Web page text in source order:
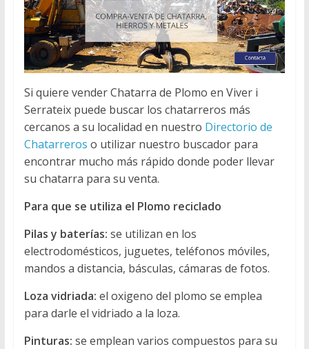
Si quiere vender Chatarra de Plomo en Viver i
Serrateix puede buscar los chatarreros más
cercanos a su localidad en nuestro Directorio de
Chatarreros o utilizar nuestro buscador para
encontrar mucho más rápido donde poder llevar
su chatarra para su venta.
Para que se utiliza el Plomo reciclado
Pilas y baterías: se utilizan en los
electrodomésticos, juguetes, teléfonos móviles,
mandos a distancia, básculas, cámaras de fotos.
Loza vidriada: el oxigeno del plomo se emplea
para darle el vidriado a la loza.
Pinturas: se emplean varios compuestos para su